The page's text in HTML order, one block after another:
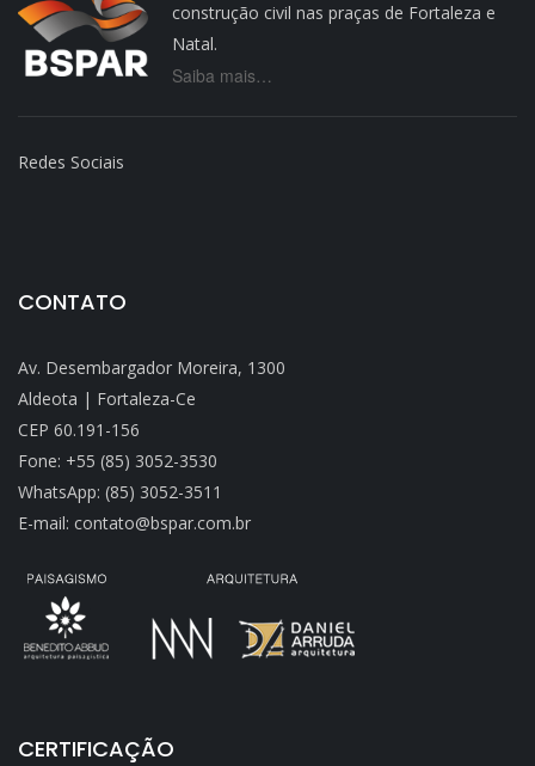
construção civil nas praças de Fortaleza e
Natal.
Saiba mais…
Redes Sociais
CONTATO
Av. Desembargador Moreira, 1300
Aldeota | Fortaleza-Ce
CEP 60.191-156
Fone: +55 (85) 3052-3530
WhatsApp: (85) 3052-3511
E-mail: contato@bspar.com.br
CERTIFICAÇÃO